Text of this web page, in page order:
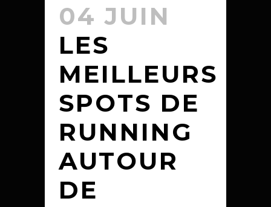
04 JUIN
LES
MEILLEURS
SPOTS DE
RUNNING
AUTOUR
DE